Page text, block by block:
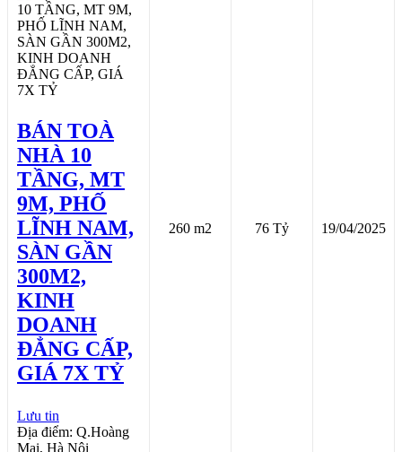
BÁN TOÀ
NHÀ 10
TẦNG, MT
9M, PHỐ
LĨNH NAM,
SÀN GẦN
300M2,
KINH
DOANH
ĐẲNG CẤP,
GIÁ 7X TỶ
Lưu tin
Địa điểm: Q.Hoàng
Mai, Hà Nội
260 m2 76 Tỷ 19/04/2025